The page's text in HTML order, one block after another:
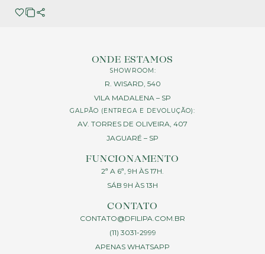
ONDE ESTAMOS
SHOWROOM:
R. WISARD, 540
VILA MADALENA – SP
GALPÃO (ENTREGA E DEVOLUÇÃO):
AV. TORRES DE OLIVEIRA, 407
JAGUARÉ – SP
FUNCIONAMENTO
2ª A 6ª, 9H ÀS 17H.
SÁB 9H ÀS 13H
CONTATO
CONTATO@DFILIPA.COM.BR
(11) 3031-2999
APENAS WHATSAPP